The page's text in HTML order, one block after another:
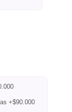
+$90.000